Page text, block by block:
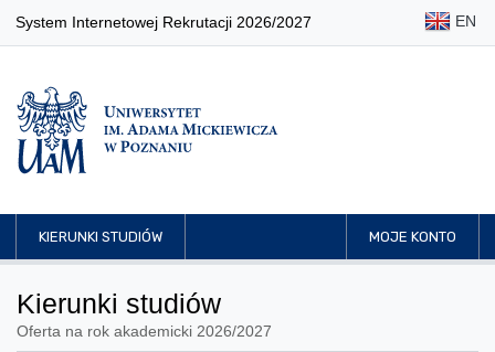
System Internetowej Rekrutacji 2026/2027 EN
KIERUNKI STUDIÓW MOJE KONTO
Kierunki studiów
Oferta na rok akademicki 2026/2027